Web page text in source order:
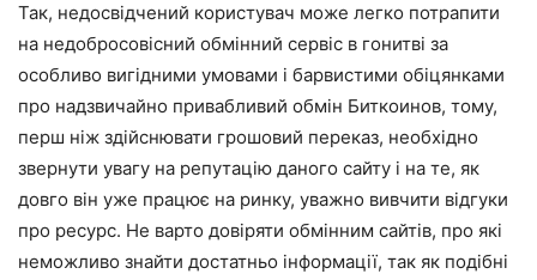
Так, недосвідчений користувач може легко потрапити
на недобросовісний обмінний сервіс в гонитві за
особливо вигідними умовами і барвистими обіцянками
про надзвичайно привабливий обмін Биткоинов, тому,
перш ніж здійснювати грошовий переказ, необхідно
звернути увагу на репутацію даного сайту і на те, як
довго він уже працює на ринку, уважно вивчити відгуки
про ресурс. Не варто довіряти обмінним сайтів, про які
неможливо знайти достатньо інформації, так як подібні